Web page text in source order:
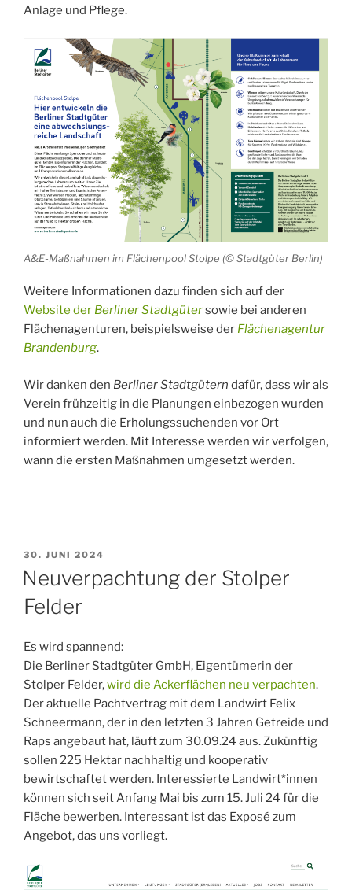
Anlage und Pflege.
A&E-Maßnahmen im Flächenpool Stolpe (© Stadtgüter Berlin)
Weitere Informationen dazu finden sich auf der
Website der Berliner Stadtgütersowie bei anderen
Flächenagenturen, beispielsweise der Flächenagentur
Brandenburg.
Wir danken den Berliner Stadtgütern dafür, dass wir als
Verein frühzeitig in die Planungen einbezogen wurden
und nun auch die Erholungssuchenden vor Ort
informiert werden. Mit Interesse werden wir verfolgen,
wann die ersten Maßnahmen umgesetzt werden.
VERÖFFENTLICHT
AM
30. JUNI 2024
Neuverpachtung der Stolper
Felder
Es wird spannend:
Die Berliner Stadtgüter GmbH, Eigentümerin der
Stolper Felder,wird die Ackerflächen neu verpachten.
Der aktuelle Pachtvertrag mit dem Landwirt Felix
Schneermann, der in den letzten 3 Jahren Getreide und
Raps angebaut hat, läuft zum 30.09.24 aus. Zukünftig
sollen 225 Hektar nachhaltig und kooperativ
bewirtschaftet werden. Interessierte Landwirt*innen
können sich seit Anfang Mai bis zum 15. Juli 24 für die
Fläche bewerben. Interessant ist das Exposé zum
Angebot, das uns vorliegt.